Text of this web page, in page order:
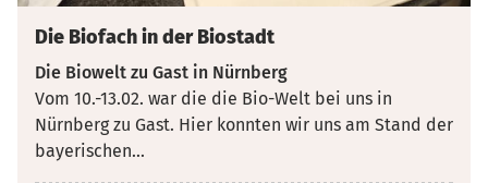
Die Biofach in der Biostadt
Die Biowelt zu Gast in Nürnberg
Vom 10.-13.02. war die die Bio-Welt bei uns in
Nürnberg zu Gast. Hier konnten wir uns am Stand der
bayerischen...